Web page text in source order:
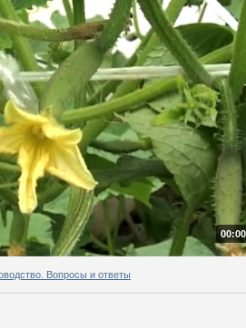
Вопросы и ответы